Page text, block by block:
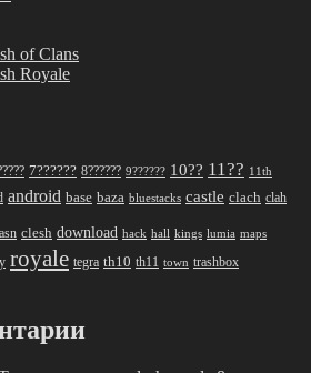
of Clans
Royale
7?????? 8?????? 9?????? 10?? 11?? 11th
android base baza bluestacks castle clach clah
clesh download hack hall kings lumia maps
royale tegra th10 th11 town trashbox